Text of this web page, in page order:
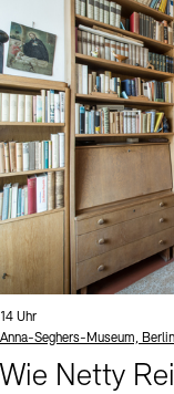
Uhrzeit:
14 Uhr
Standort
Anna-Seghers-Museum, Berlin
Wie Netty